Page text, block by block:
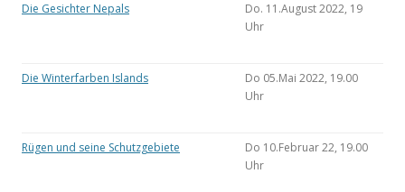
Die Gesichter Nepals
Do. 11.August 2022, 19
Uhr
Die Winterfarben Islands
Do 05.Mai 2022, 19.00
Uhr
Rügen und seine Schutzgebiete
Do 10.Februar 22, 19.00
Uhr